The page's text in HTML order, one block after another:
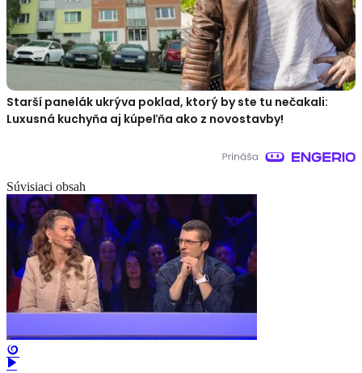
Starší panelák ukrýva poklad, ktorý by ste tu nečakali:
Luxusná kuchyňa aj kúpeľňa ako z novostavby!
Súvisiaci obsah